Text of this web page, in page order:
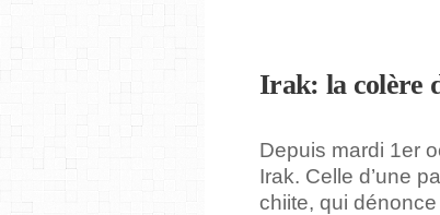
Irak: la colère
Depuis mardi 1er
Irak. Celle d’une
chiite, qui